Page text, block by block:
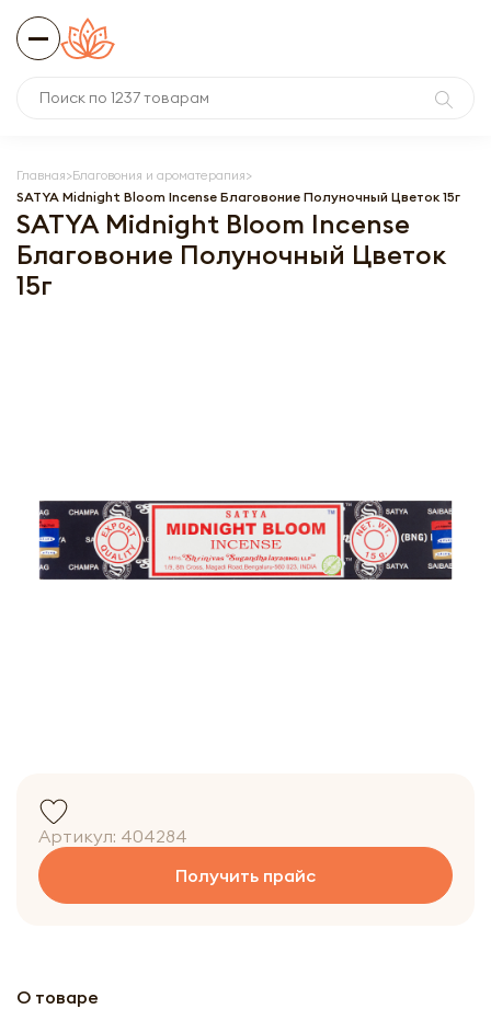
Главная Благовония и ароматерапия
SATYA Midnight Bloom Incense Благовоние Полуночный Цветок 15г
SATYA Midnight Bloom Incense
Благовоние Полуночный Цветок
15г
Артикул: 404284
Получить прайс
О товаре